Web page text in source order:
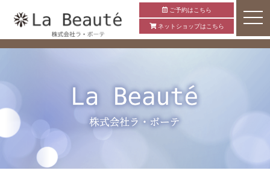
ご予約はこちら
ネットショップはこちら